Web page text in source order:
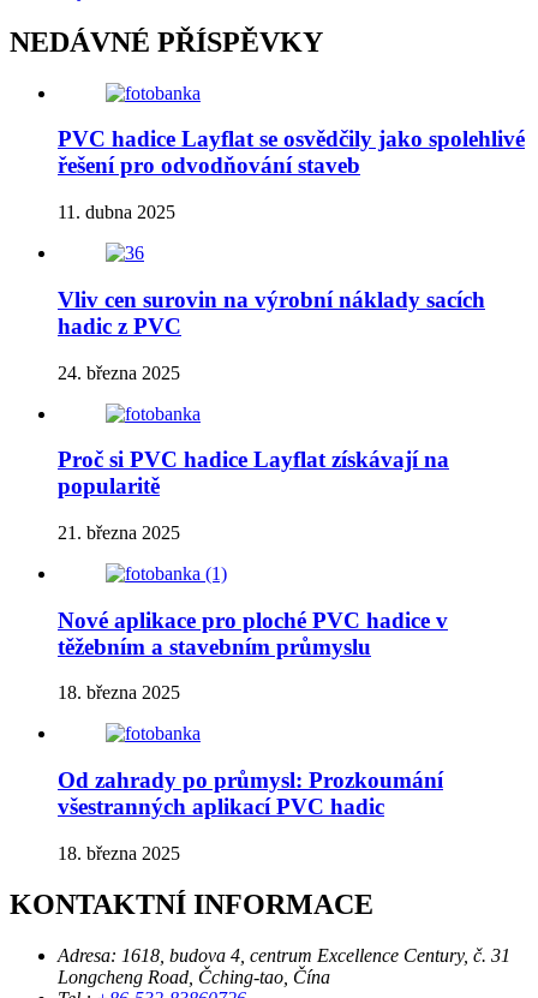
NEDÁVNÉ PŘÍSPĚVKY
PVC hadice Layflat se osvědčily jako spolehlivé
řešení pro odvodňování staveb
11. dubna 2025
Vliv cen surovin na výrobní náklady sacích
hadic z PVC
24. března 2025
Proč si PVC hadice Layflat získávají na
popularitě
21. března 2025
Nové aplikace pro ploché PVC hadice v
těžebním a stavebním průmyslu
18. března 2025
Od zahrady po průmysl: Prozkoumání
všestranných aplikací PVC hadic
18. března 2025
KONTAKTNÍ INFORMACE
Adresa: 1618, budova 4, centrum Excellence Century, č. 31
Longcheng Road, Čching-tao, Čína